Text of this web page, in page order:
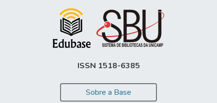
ISSN 1518-6385
Sobre a Base